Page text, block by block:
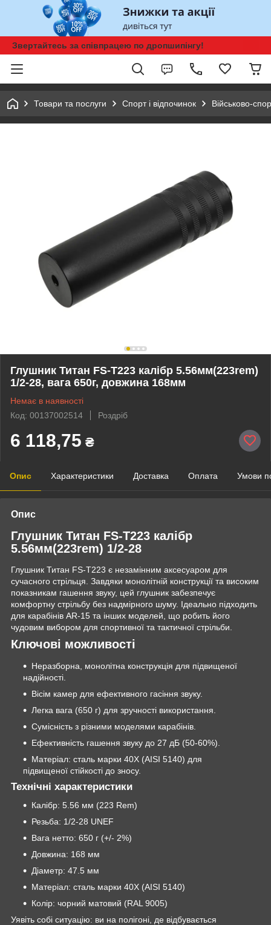
Звертайтесь за співпрацею по дропшипінгу!
Товари та послуги Спорт і відпочинок Військово-
Глушник Титан FS-T223 калібр 5.56мм(223rem)
1/2-28, вага 650г, довжина 168мм
Немає в наявності
Код: 00137002514
Роздріб
6 118,75 ₴
Опис Характеристики Доставка Оплата Умови
Опис
Глушник Титан FS-T223 калібр
5.56мм(223rem) 1/2-28
Глушник Титан FS-T223 є незамінним аксесуаром для
сучасного стрільця. Завдяки монолітній конструкції та високим
показникам гашення звуку, цей глушник забезпечує
комфортну стрільбу без надмірного шуму. Ідеально підходить
для карабінів AR-15 та інших моделей, що робить його
чудовим вибором для спортивної та тактичної стрільби.
Ключові можливості
Неразборна, монолітна конструкція для підвищеної
надійності.
Вісім камер для ефективного гасіння звуку.
Легка вага (650 г) для зручності використання.
Сумісність з різними моделями карабінів.
Ефективність гашення звуку до 27 дБ (50-60%).
Матеріал: сталь марки 40X (AISI 5140) для
підвищеної стійкості до зносу.
Технічні характеристики
Калібр: 5.56 мм (223 Rem)
Резьба: 1/2-28 UNEF
Вага нетто: 650 г (+/- 2%)
Довжина: 168 мм
Діаметр: 47.5 мм
Матеріал: сталь марки 40X (AISI 5140)
Колір: чорний матовий (RAL 9005)
Уявіть собі ситуацію: ви на полігоні, де відбувається